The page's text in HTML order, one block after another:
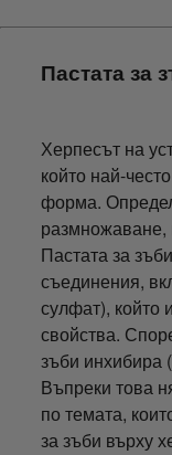
Пастата за
Херпесът на
който най-
форма.
размножаване,
Пастата за
съединения,
сулфат), който
свойства.
зъби инхибира
Въпреки това
по темата,
за зъби върху